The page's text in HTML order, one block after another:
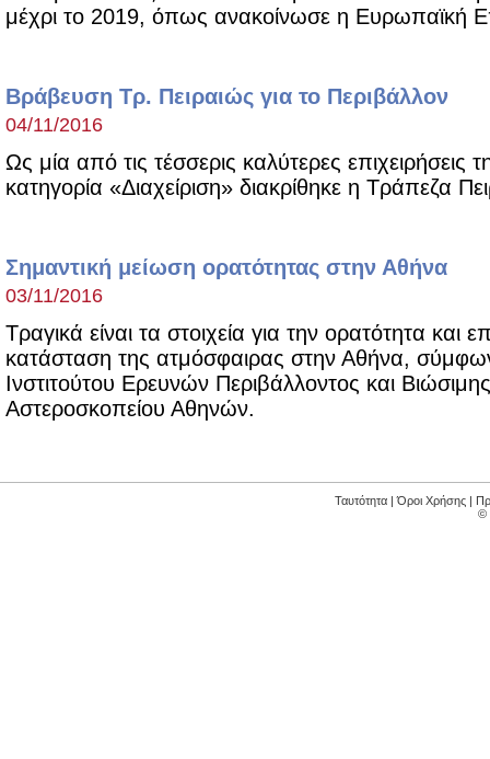
μέχρι το 2019, όπως ανακοίνωσε η Ευρωπαϊκή
Βράβευση Τρ. Πειραιώς για το Περιβάλλον
04/11/2016
Ως μία από τις τέσσερις καλύτερες
κατηγορία «Διαχείριση» διακρίθηκε η Τράπεζα
Σημαντική μείωση ορατότητας στην Αθήνα
03/11/2016
Τραγικά είναι τα στοιχεία για την ορατότητα και
κατάσταση της ατμόσφαιρας στην Αθήνα,
Ινστιτούτου Ερευνών Περιβάλλοντος και
Αστεροσκοπείου Αθηνών.
Ταυτότητα |Όροι Χρήσης
©